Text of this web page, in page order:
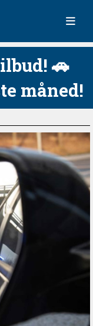
🚗
måned!